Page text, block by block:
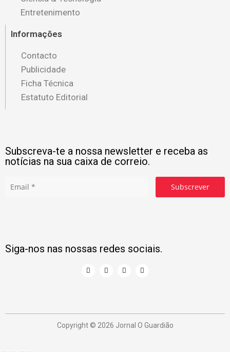
Entretenimento
Informações
Contacto
Publicidade
Ficha Técnica
Estatuto Editorial
Subscreva-te a nossa newsletter e receba as
notícias na sua caixa de correio.
Subscrever
Siga-nos nas nossas redes sociais.
Copyright © 2026 Jornal O Guardião